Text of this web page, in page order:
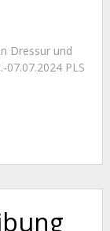
Dressur und
07.07.2024 PLS